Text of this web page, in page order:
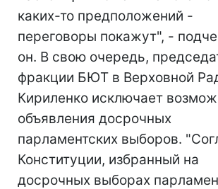
каких-то предположений -
переговоры покажут", -
он. В свою очередь,
фракции БЮТ в Верховной
Кириленко исключает
объявления досрочных
парламентских выборов.
Конституции, избранный на
досрочных выборах